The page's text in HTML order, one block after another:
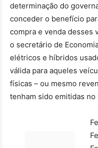
determinação do
conceder o benefício
compra e venda desses
o secretário de
elétricos e híbridos
válida para aqueles
físicas – ou mesmo
tenham sido emitidas no